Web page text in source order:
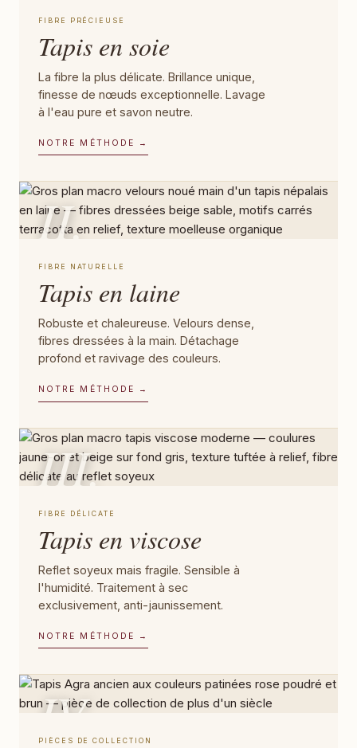
FIBRE PRÉCIEUSE
Tapis en soie
La fibre la plus délicate. Brillance unique,
finesse de nœuds exceptionnelle. Lavage
à l'eau pure et savon neutre.
NOTRE MÉTHODE →
II.
FIBRE NATURELLE
Tapis en laine
Robuste et chaleureuse. Velours dense,
fibres dressées à la main. Détachage
profond et ravivage des couleurs.
NOTRE MÉTHODE →
III.
FIBRE DÉLICATE
Tapis en viscose
Reflet soyeux mais fragile. Sensible à
l'humidité. Traitement à sec
exclusivement, anti-jaunissement.
NOTRE MÉTHODE →
IV.
PIÈCES DE COLLECTION